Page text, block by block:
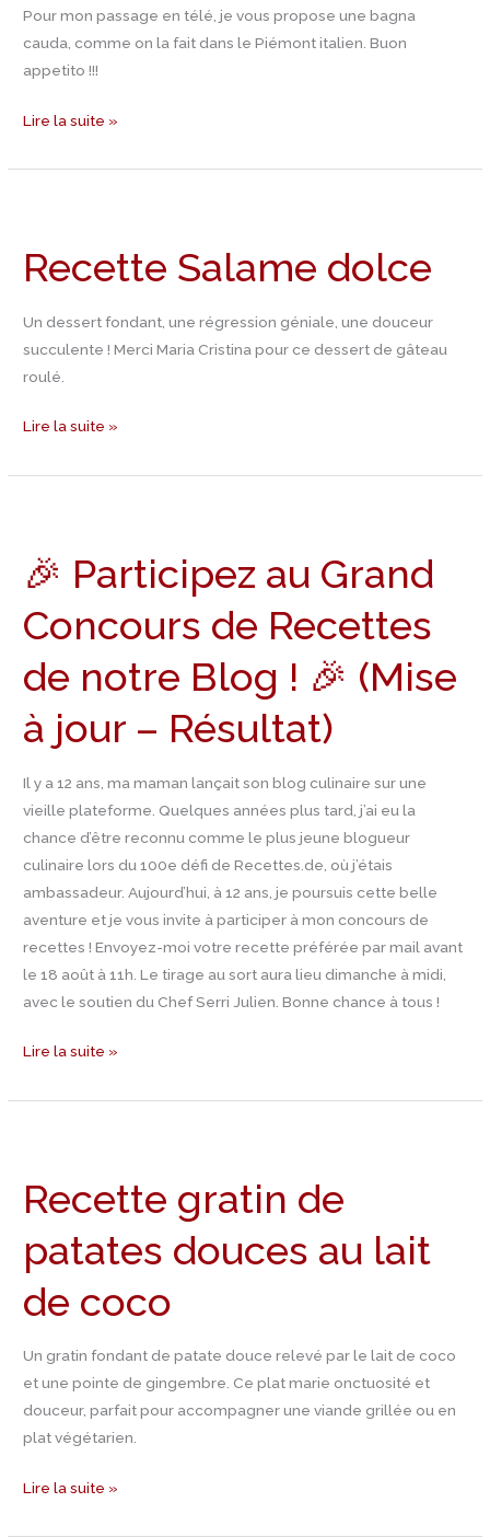
Pour mon passage en télé, je vous propose une bagna
cauda, comme on la fait dans le Piémont italien. Buon
appetito !!!
Lire la suite »
Recette Salame dolce
Un dessert fondant, une régression géniale, une douceur
succulente ! Merci Maria Cristina pour ce dessert de gâteau
roulé.
dolce
Lire la suite »
🎉 Participez au Grand
Concours de Recettes
de notre Blog ! 🎉 (Mise
à jour – Résultat)
Il y a 12 ans, ma maman lançait son blog culinaire sur une
vieille plateforme. Quelques années plus tard, j’ai eu la
chance d’être reconnu comme le plus jeune blogueur
culinaire lors du 100e défi de Recettes.de, où j’étais
ambassadeur. Aujourd’hui, à 12 ans, je poursuis cette belle
aventure et je vous invite à participer à mon concours de
recettes ! Envoyez-moi votre recette préférée par mail avant
le 18 août à 11h. Le tirage au sort aura lieu dimanche à midi,
avec le soutien du Chef Serri Julien. Bonne chance à tous !
au
Grand
Concours
Recettes
notre
!
🎉
(Mise
à
jour
–
Résultat)
Lire la suite »
Recette gratin de
patates douces au lait
de coco
Un gratin fondant de patate douce relevé par le lait de coco
et une pointe de gingembre. Ce plat marie onctuosité et
douceur, parfait pour accompagner une viande grillée ou en
plat végétarien.
de
patates
douces
au
lait
coco
Lire la suite »